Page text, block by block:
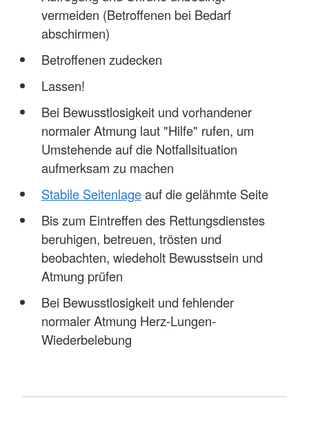
vermeiden (Betroffenen bei Bedarf
abschirmen)
Betroffenen zudecken
Lassen!
Bei Bewusstlosigkeit und vorhandener
normaler Atmung laut "Hilfe" rufen, um
Umstehende auf die Notfallsituation
aufmerksam zu machen
Stabile Seitenlageauf die gelähmte Seite
Bis zum Eintreffen des Rettungsdienstes
beruhigen, betreuen, trösten und
beobachten, wiedeholt Bewusstsein und
Atmung prüfen
Bei Bewusstlosigkeit und fehlender
normaler Atmung Herz-Lungen-
Wiederbelebung